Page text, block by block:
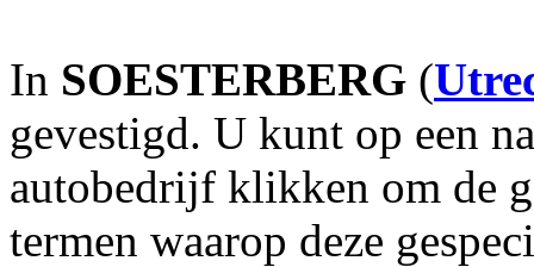
In SOESTERBERG (
gevestigd. U kunt op een
autobedrijf klikken om de
termen waarop deze